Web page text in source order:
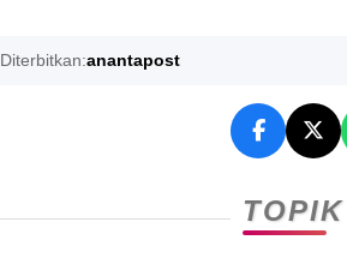
Diterbitkan:anantapost